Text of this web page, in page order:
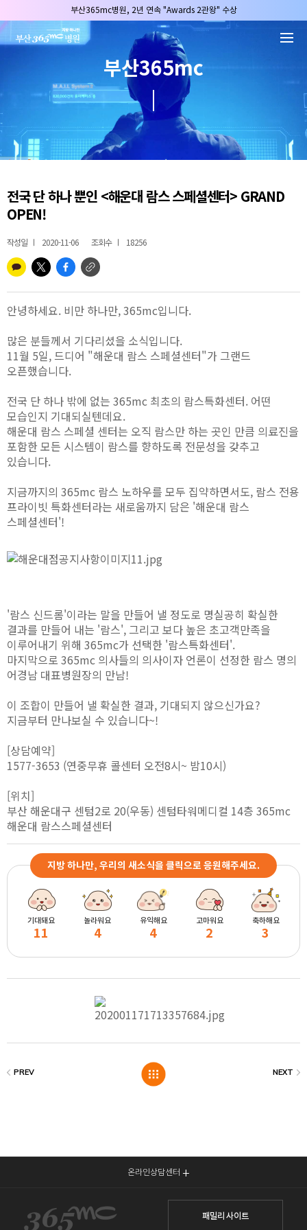
부산365mc병원, 2년 연속 "Awards 2관왕" 수상
2025 "부산365mc 보건복지부 장관상" 수상!
부산365mc병원, 8/15(토) 광복절 정상진료
부산365mc병원, 2년 연속 "Awards 2관왕" 수상
2025 "부산365mc 보건복지부 장관상" 수상!
부산365mc
전국 단 하나 뿐인 <해운대 람스 스페셜센터> GRAND
OPEN!
작성일 2020-11-06 조회수 18256
안녕하세요. 비만 하나만, 365mc입니다.
많은 분들께서 기다리셨을 소식입니다.
11월 5일, 드디어 "해운대 람스 스페셜센터"가 그랜드
오픈했습니다.
전국 단 하나 밖에 없는 365mc 최초의 람스특화센터. 어떤
모습인지 기대되실텐데요.
해운대 람스 스페셜 센터는 오직 람스만 하는 곳인 만큼 의료진을
포함한 모든 시스템이 람스를 향하도록 전문성을 갖추고
있습니다.
지금까지의 365mc 람스 노하우를 모두 집약하면서도, 람스 전용
프라이빗 특화센터라는 새로움까지 담은 '해운대 람스
스페셜센터'!
'람스 신드롬'이라는 말을 만들어 낼 정도로 명실공히 확실한
결과를 만들어 내는 '람스', 그리고 보다 높은 초고객만족을
이루어내기 위해 365mc가 선택한 '람스특화센터'.
마지막으로 365mc 의사들의 의사이자 언론이 선정한 람스 명의
어경남 대표병원장의 만남!
이 조합이 만들어 낼 확실한 결과, 기대되지 않으신가요?
지금부터 만나보실 수 있습니다~!
[상담예약]
1577-3653 (연중무휴 콜센터 오전8시~ 밤10시)
[위치]
부산 해운대구 센텀2로 20(우동) 센텀타워메디컬 14층 365mc
해운대 람스스페셜센터
지방 하나만, 우리의 새소식을 클릭으로 응원해주세요.
기대돼요
11
놀라워요
4
유익해요
4
고마워요
2
축하해요
3
온라인상담센터
패밀리 사이트